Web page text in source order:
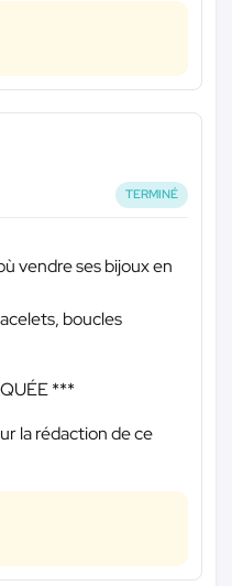
TERMINÉ
vendre ses bijoux en
boucles
***
la rédaction de ce